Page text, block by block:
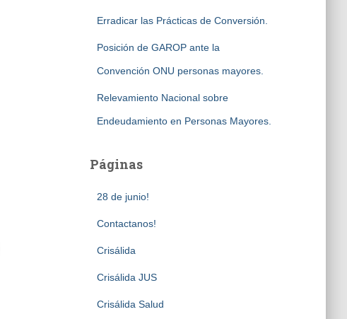
Erradicar las Prácticas de Conversión.
Posición de GAROP ante la
Convención ONU personas mayores.
Relevamiento Nacional sobre
Endeudamiento en Personas Mayores.
Páginas
28 de junio!
Contactanos!
Crisálida
Crisálida JUS
Crisálida Salud